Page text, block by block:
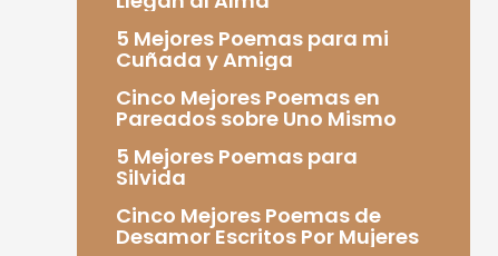
5 Mejores Poemas para mi
Cuñada y Amiga
Cinco Mejores Poemas en
Pareados sobre Uno Mismo
5 Mejores Poemas para
Silvida
Cinco Mejores Poemas de
Desamor Escritos Por Mujeres